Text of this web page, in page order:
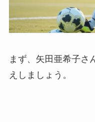
まず、矢田亜希子さ
えしましょう。